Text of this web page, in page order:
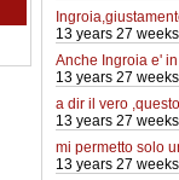
13 years 27
Anche Ingroia e'
13 years 27
a dir il vero ,questo
13 years 27
mi permetto solo
13 years 27